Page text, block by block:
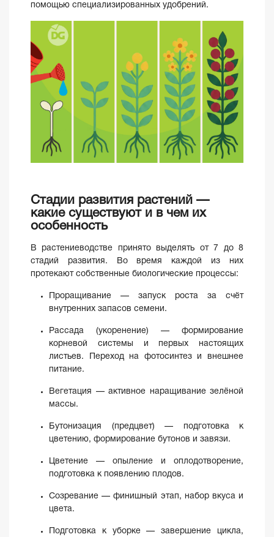
помощью специализированных удобрений.
Стадии развития растений —
какие существуют и в чем их
особенность
В растениеводстве принято выделять от 7 до 8
стадий развития. Во время каждой из них
протекают собственные биологические процессы:
Проращивание — запуск роста за счёт
внутренних запасов семени.
Рассада (укоренение) — формирование
корневой системы и первых настоящих
листьев. Переход на фотосинтез и внешнее
питание.
Вегетация — активное наращивание зелёной
массы.
Бутонизация (предцвет) — подготовка к
цветению, формирование бутонов и завязи.
Цветение — опыление и оплодотворение,
подготовка к появлению плодов.
Созревание — финишный этап, набор вкуса и
цвета.
Подготовка к уборке — завершение цикла,